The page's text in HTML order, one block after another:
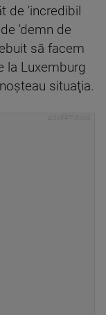
de 'incredibil
'demn de
să facem
la Luxemburg
situaţia.